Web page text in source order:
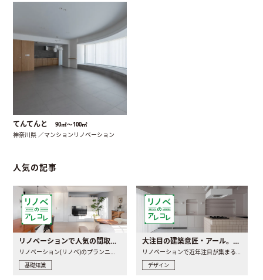
てんてんと 90㎡〜100㎡
神奈川県 ／マンションリノベーション
人気の記事
リノベーションで人気の間取りとは？トレンドの間取りと実例を徹底解説
リノベーション(リノベ)のプランニングで一番最初に決めるのは..
基礎知識
大注目の建築意匠・アール。人気の理由と空間に取り入れるポイント
リノベーションで近年注目が集まる建築意匠の一つであるアール..
デザイン